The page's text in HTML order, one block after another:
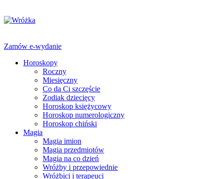
Zamów e-wydanie
Horoskopy
Roczny
Miesięczny
Co da Ci szczęście
Zodiak dziecięcy
Horoskop księżycowy
Horoskop numerologiczny
Horoskop chiński
Magia
Magia imion
Magia przedmiotów
Magia na co dzień
Wróżby i przepowiednie
Wróżbici i terapeuci